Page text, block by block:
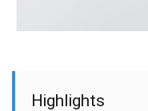
Highlights